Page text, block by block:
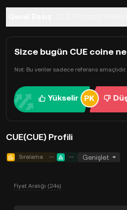
Sizce bugün CUE coine
Not: Bu veriler sadece referans amaçlıdır.
Yükselir
CUE(CUE) Profili
Sıralama -- -- Genişlet
Fiyat Aralığı (24s)